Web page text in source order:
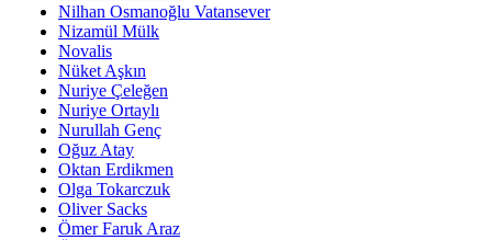
Nilhan Osmanoğlu Vatansever
Nizamül Mülk
Novalis
Nüket Aşkın
Nuriye Çeleğen
Nuriye Ortaylı
Nurullah Genç
Oğuz Atay
Oktan Erdikmen
Olga Tokarczuk
Oliver Sacks
Ömer Faruk Araz